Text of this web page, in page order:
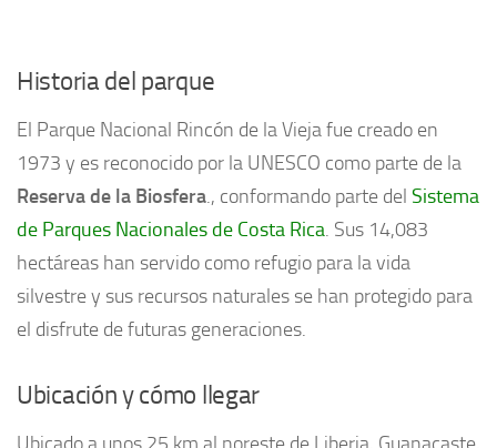
Historia del parque
El Parque Nacional Rincón de la Vieja fue creado en
1973 y es reconocido por la UNESCO como parte de la
Reserva de la Biosfera., conformando parte del Sistema
de Parques Nacionales de Costa Rica. Sus 14,083
hectáreas han servido como refugio para la vida
silvestre y sus recursos naturales se han protegido para
el disfrute de futuras generaciones.
Ubicación y cómo llegar